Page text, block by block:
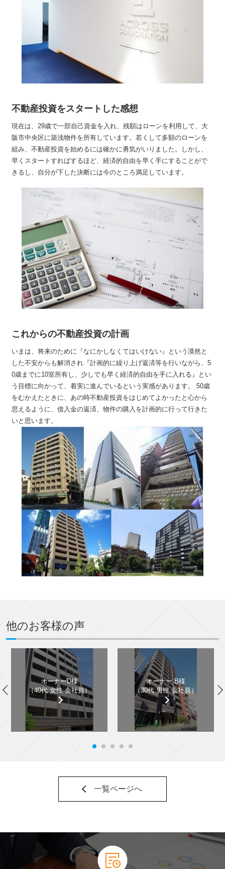
不動産投資をスタートした感想
現在は、29歳で一部自己資金を入れ、残額はローンを利用して、大
阪市中央区に築浅物件を所有しています。若くして多額のローンを
組み、不動産投資を始めるには確かに勇気がいりました。しかし、
早くスタートすればするほど、経済的自由を早く手にすることがで
きるし、自分が下した決断には今のところ満足しています。
これからの不動産投資の計画
いまは、将来のために『なにかしなくてはいけない』という漠然と
した不安からも解消され『計画的に繰り上げ返済等を行いながら、5
0歳までに10室所有し、少しでも早く経済的自由を手に入れる』とい
う目標に向かって、着実に進んでいるという実感があります。 50歳
をむかえたときに、あの時不動産投資をはじめてよかったと心から
思えるように、借入金の返済、物件の購入を計画的に行って行きた
いと思います。
他のお客様の声
オーナーD様
（40代 女性 会社員）
オーナー B様
（30代 男性 会社員）
一覧ページへ